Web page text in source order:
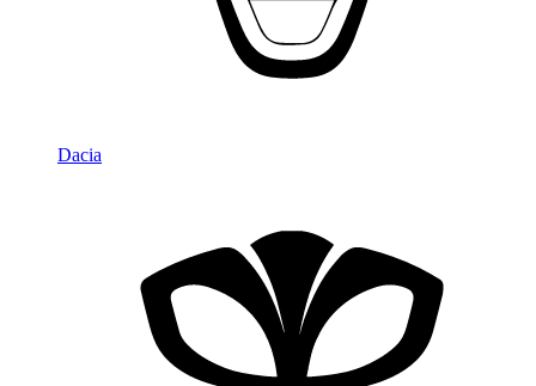
Dacia